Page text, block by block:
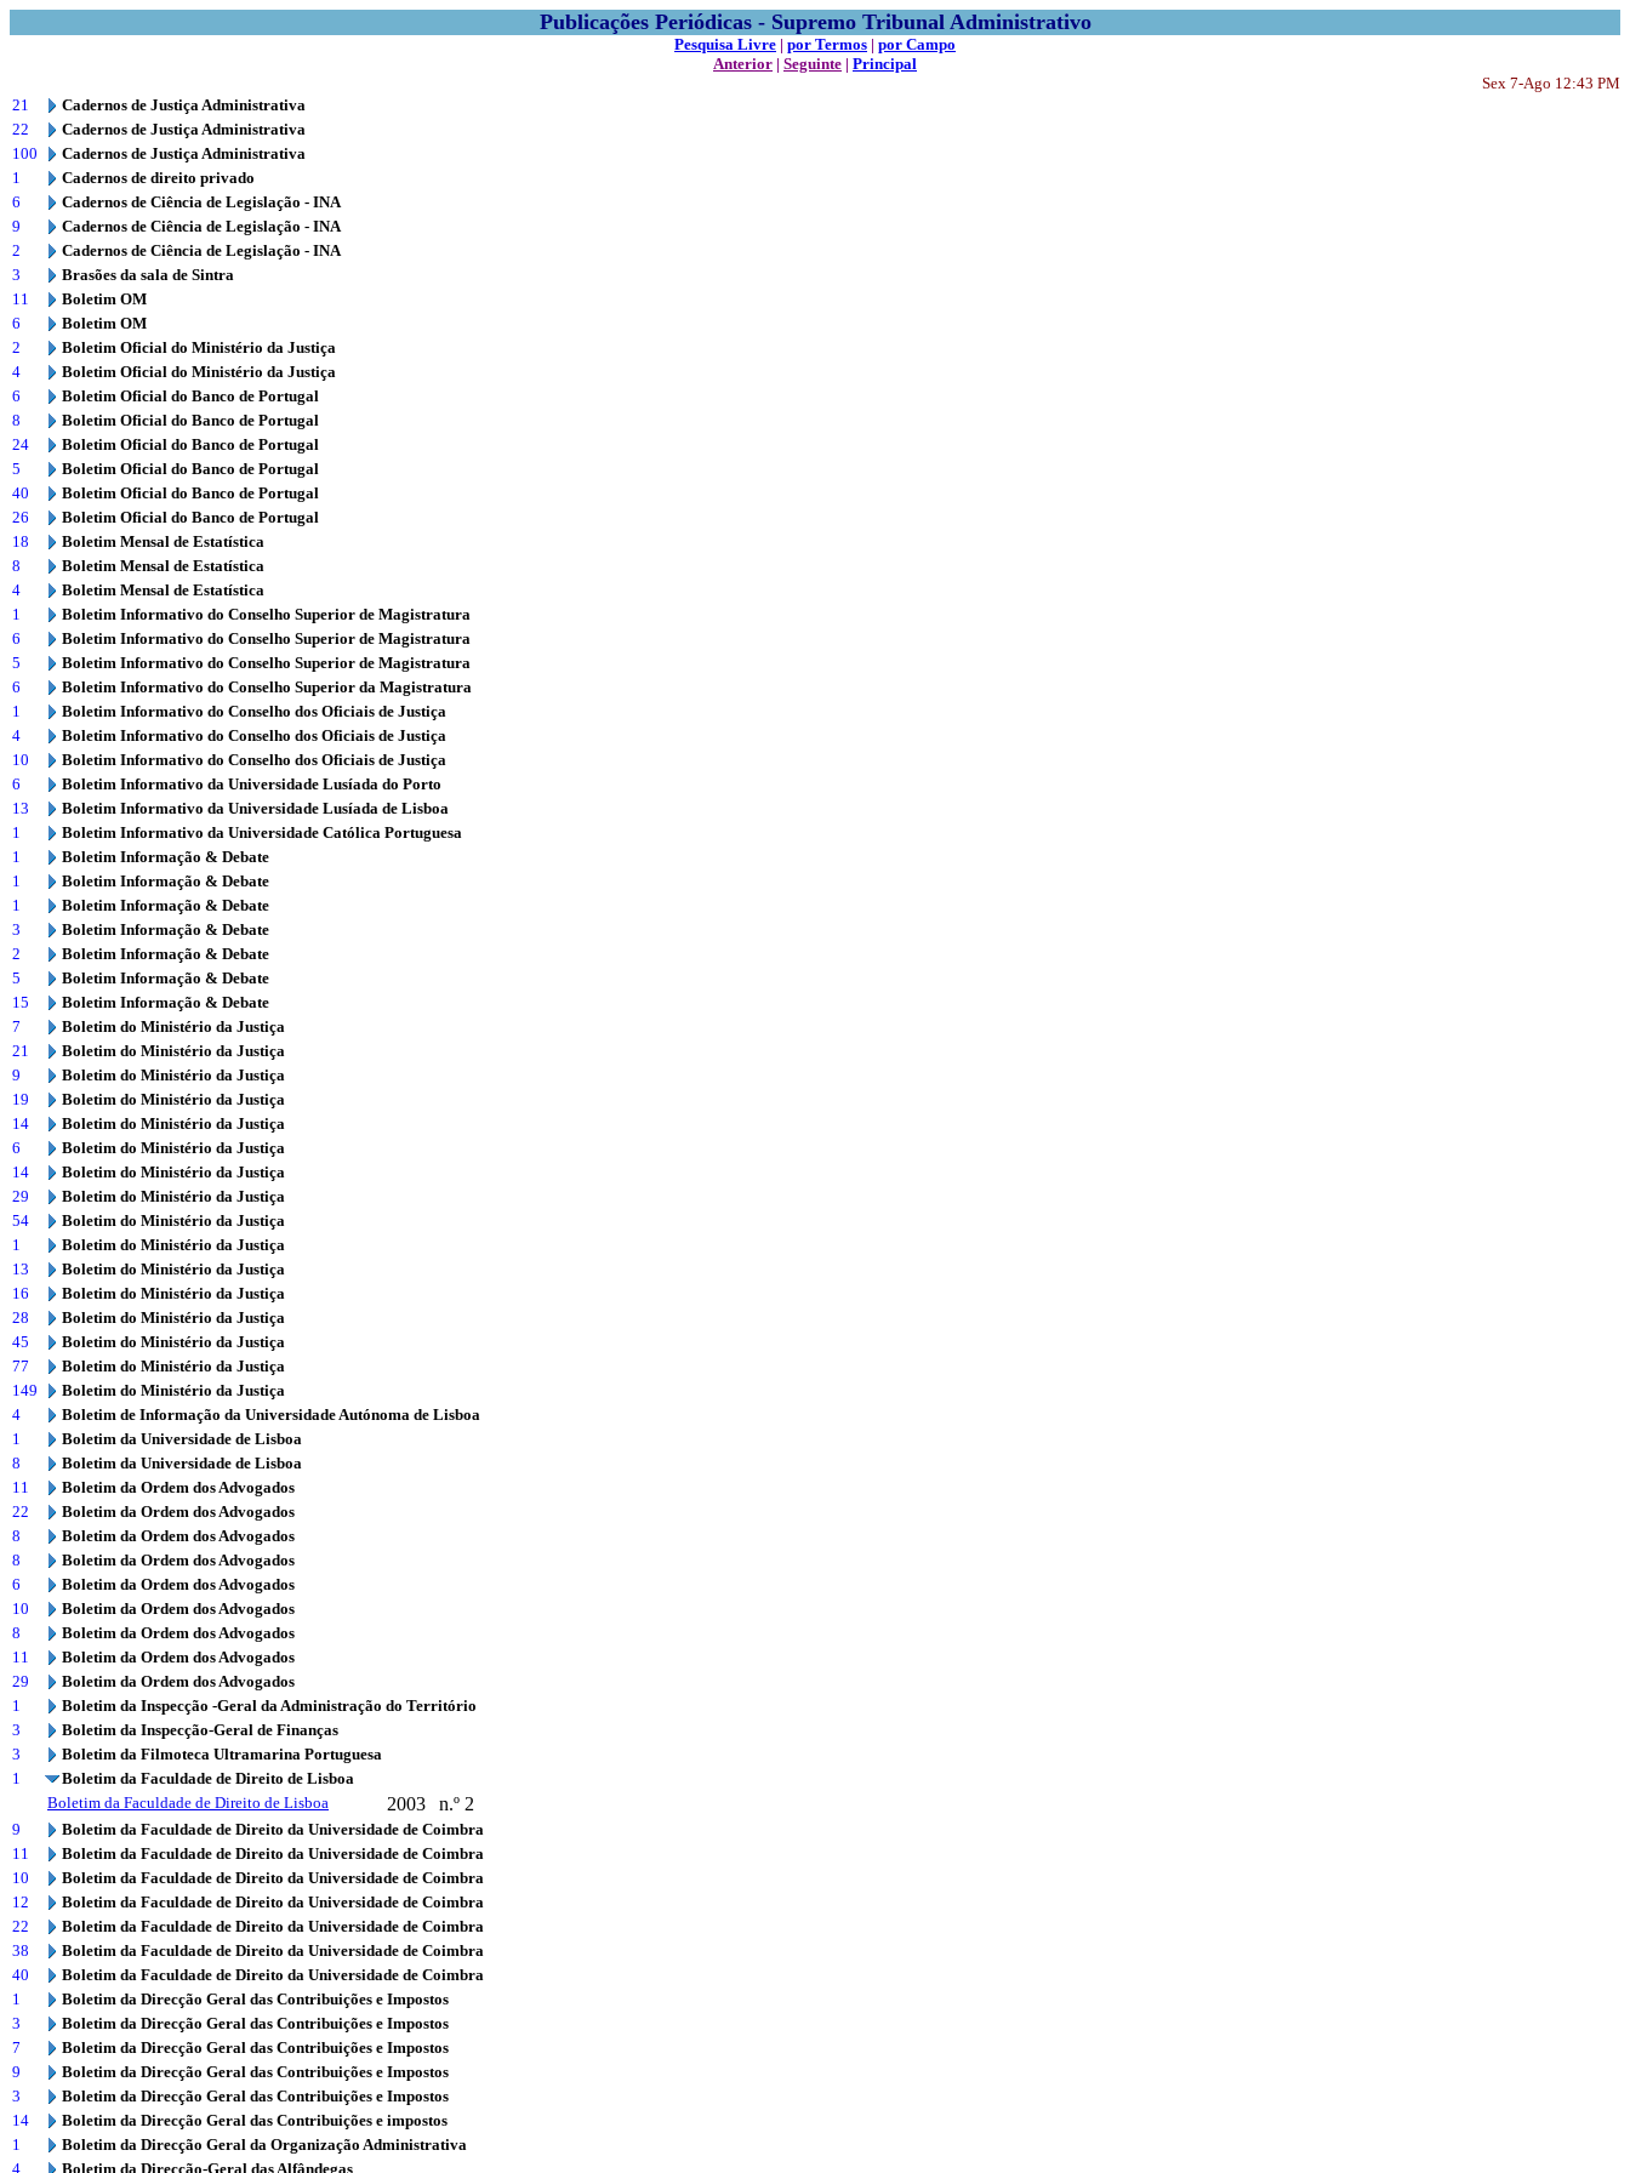
Publicações Periódicas - Supremo Tribunal Administrativo
Pesquisa Livre | por Termos | por Campo
Anterior | Seguinte | Principal
Sex 7-Ago 12:43 PM
21
Cadernos de Justiça Administrativa
22
Cadernos de Justiça Administrativa
100
Cadernos de Justiça Administrativa
1
Cadernos de direito privado
6
Cadernos de Ciência de Legislação - INA
9
Cadernos de Ciência de Legislação - INA
2
Cadernos de Ciência de Legislação - INA
3
Brasões da sala de Sintra
11
Boletim OM
6
Boletim OM
2
Boletim Oficial do Ministério da Justiça
4
Boletim Oficial do Ministério da Justiça
6
Boletim Oficial do Banco de Portugal
8
Boletim Oficial do Banco de Portugal
24
Boletim Oficial do Banco de Portugal
5
Boletim Oficial do Banco de Portugal
40
Boletim Oficial do Banco de Portugal
26
Boletim Oficial do Banco de Portugal
18
Boletim Mensal de Estatística
8
Boletim Mensal de Estatística
4
Boletim Mensal de Estatística
1
Boletim Informativo do Conselho Superior de Magistratura
6
Boletim Informativo do Conselho Superior de Magistratura
5
Boletim Informativo do Conselho Superior de Magistratura
6
Boletim Informativo do Conselho Superior da Magistratura
1
Boletim Informativo do Conselho dos Oficiais de Justiça
4
Boletim Informativo do Conselho dos Oficiais de Justiça
10
Boletim Informativo do Conselho dos Oficiais de Justiça
6
Boletim Informativo da Universidade Lusíada do Porto
13
Boletim Informativo da Universidade Lusíada de Lisboa
1
Boletim Informativo da Universidade Católica Portuguesa
1
Boletim Informação & Debate
1
Boletim Informação & Debate
1
Boletim Informação & Debate
3
Boletim Informação & Debate
2
Boletim Informação & Debate
5
Boletim Informação & Debate
15
Boletim Informação & Debate
7
Boletim do Ministério da Justiça
21
Boletim do Ministério da Justiça
9
Boletim do Ministério da Justiça
19
Boletim do Ministério da Justiça
14
Boletim do Ministério da Justiça
6
Boletim do Ministério da Justiça
14
Boletim do Ministério da Justiça
29
Boletim do Ministério da Justiça
54
Boletim do Ministério da Justiça
1
Boletim do Ministério da Justiça
13
Boletim do Ministério da Justiça
16
Boletim do Ministério da Justiça
28
Boletim do Ministério da Justiça
45
Boletim do Ministério da Justiça
77
Boletim do Ministério da Justiça
149
Boletim do Ministério da Justiça
4
Boletim de Informação da Universidade Autónoma de Lisboa
1
Boletim da Universidade de Lisboa
8
Boletim da Universidade de Lisboa
11
Boletim da Ordem dos Advogados
22
Boletim da Ordem dos Advogados
8
Boletim da Ordem dos Advogados
8
Boletim da Ordem dos Advogados
6
Boletim da Ordem dos Advogados
10
Boletim da Ordem dos Advogados
8
Boletim da Ordem dos Advogados
11
Boletim da Ordem dos Advogados
29
Boletim da Ordem dos Advogados
1
Boletim da Inspecção -Geral da Administração do Território
3
Boletim da Inspecção-Geral de Finanças
3
Boletim da Filmoteca Ultramarina Portuguesa
1
Boletim da Faculdade de Direito de Lisboa
Boletim da Faculdade de Direito de Lisboa
2003 n.º 2
9
Boletim da Faculdade de Direito da Universidade de Coimbra
11
Boletim da Faculdade de Direito da Universidade de Coimbra
10
Boletim da Faculdade de Direito da Universidade de Coimbra
12
Boletim da Faculdade de Direito da Universidade de Coimbra
22
Boletim da Faculdade de Direito da Universidade de Coimbra
38
Boletim da Faculdade de Direito da Universidade de Coimbra
40
Boletim da Faculdade de Direito da Universidade de Coimbra
1
Boletim da Direcção Geral das Contribuições e Impostos
3
Boletim da Direcção Geral das Contribuições e Impostos
7
Boletim da Direcção Geral das Contribuições e Impostos
9
Boletim da Direcção Geral das Contribuições e Impostos
3
Boletim da Direcção Geral das Contribuições e Impostos
14
Boletim da Direcção Geral das Contribuições e impostos
1
Boletim da Direcção Geral da Organização Administrativa
4
Boletim da Direcção-Geral das Alfândegas